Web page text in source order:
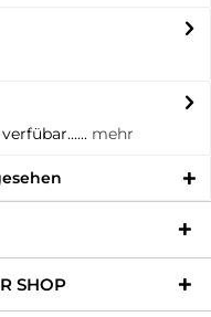
mehr
SHOP